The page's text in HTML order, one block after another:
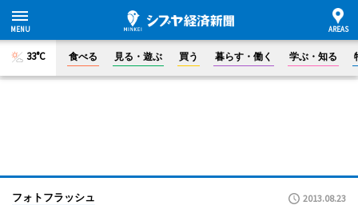
33°C 食べる 見る・遊ぶ 買う 暮らす・働く 学ぶ・知る
フォトフラッシュ 2013.08.23